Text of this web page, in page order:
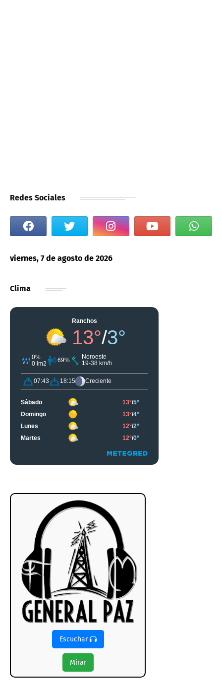
Redes Sociales
viernes, 7 de agosto de 2026
Clima
Escuchar
Mirar